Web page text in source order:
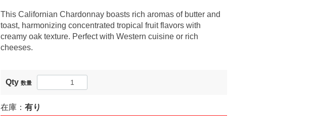
This Californian Chardonnay boasts rich aromas of butter and
toast, harmonizing concentrated tropical fruit flavors with
creamy oak texture. Perfect with Western cuisine or rich
cheeses.
Qty 数量
在庫： 有り